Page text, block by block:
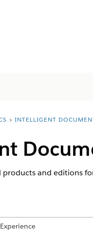
INTELLIGENT
products and editions